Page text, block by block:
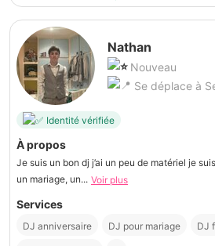
Nathan
Nouveau
Se déplace à
Identité vérifiée
À propos
Je suis un bon dj j’ai un peu de matériel je
un mariage, un... Voir plus
Services
DJ anniversaire DJ pour mariage DJ